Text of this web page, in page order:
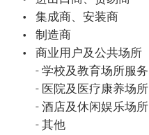
集成商、安装商
制造商
商业用户及公共场所
- 学校及教育场所服务
- 医院及医疗康养场所
- 酒店及休闲娱乐场所
- 其他